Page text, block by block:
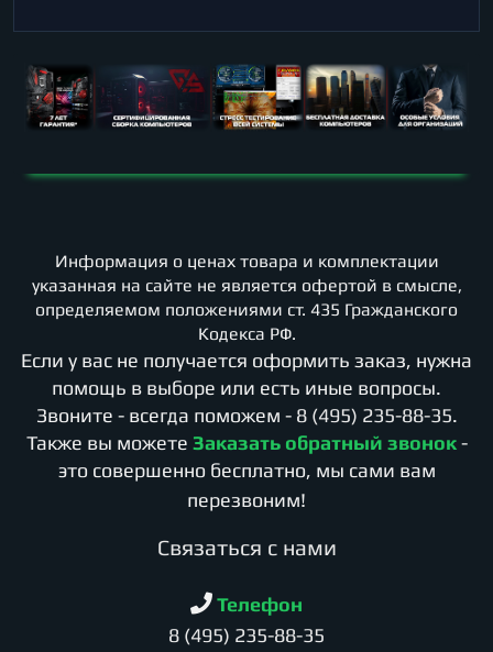
Информация о ценах товара и комплектации
указанная на сайте не является офертой в смысле,
определяемом положениями ст. 435 Гражданского
Кодекса РФ.
Если у вас не получается оформить заказ, нужна
помощь в выборе или есть иные вопросы.
Звоните - всегда поможем - 8 (495) 235-88-35.
Также вы можете Заказать обратный звонок -
это совершенно бесплатно, мы сами вам
перезвоним!
Cвязаться с нами
Телефон
8 (495) 235-88-35